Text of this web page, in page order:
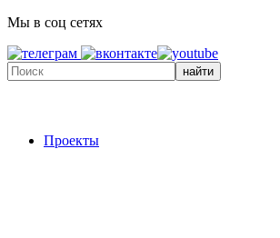
Мы в соц сетях
найти
Проекты